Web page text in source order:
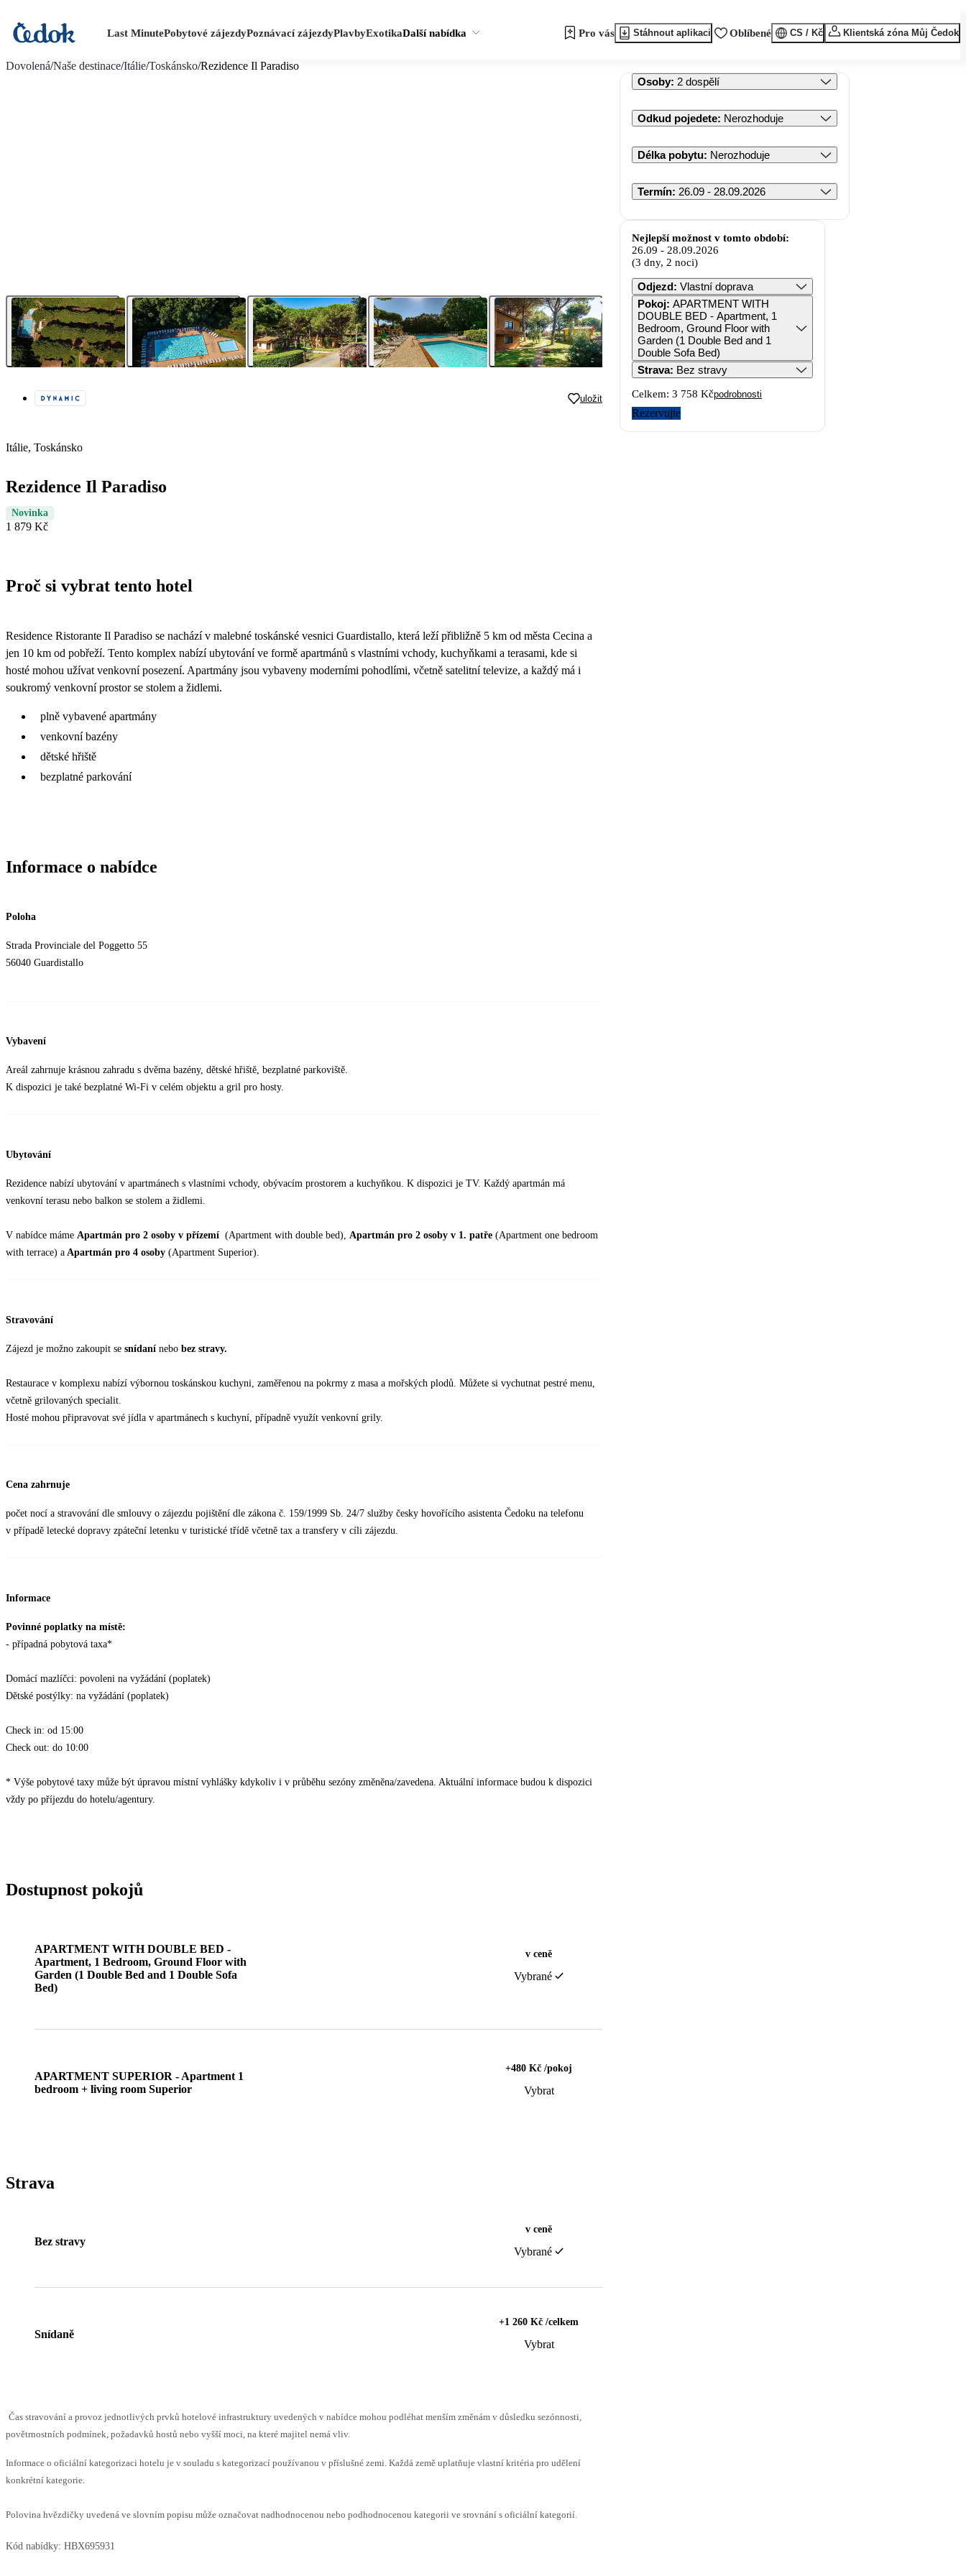
Last MinutePobytové zájezdyPoznávací zájezdyPlavbyExotikaDalší nabídka Pro vás Stáhnout aplikaci Oblíbené CS / Kč Klientská zóna Můj Čedok
Dovolená/Naše destinace/Itálie/Toskánsko/Rezidence Il Paradiso
uložit
Itálie, Toskánsko
Rezidence Il Paradiso
Novinka
1 879 Kč
Proč si vybrat tento hotel
Residence Ristorante Il Paradiso se nachází v malebné toskánské vesnici Guardistallo, která leží přibližně 5 km od města Cecina a
jen 10 km od pobřeží. Tento komplex nabízí ubytování ve formě apartmánů s vlastními vchody, kuchyňkami a terasami, kde si
hosté mohou užívat venkovní posezení. Apartmány jsou vybaveny moderními pohodlími, včetně satelitní televize, a každý má i
soukromý venkovní prostor se stolem a židlemi.
plně vybavené apartmány
venkovní bazény
dětské hřiště
bezplatné parkování
Informace o nabídce
Poloha
Strada Provinciale del Poggetto 55
56040 Guardistallo
Vybavení
Areál zahrnuje krásnou zahradu s dvěma bazény, dětské hřiště, bezplatné parkoviště.
K dispozici je také bezplatné Wi-Fi v celém objektu a gril pro hosty.
Ubytování
Rezidence nabízí ubytování v apartmánech s vlastními vchody, obývacím prostorem a kuchyňkou. K dispozici je TV. Každý apartmán má
venkovní terasu nebo balkon se stolem a židlemi.
V nabídce máme Apartmán pro 2 osoby v přízemí (Apartment with double bed), Apartmán pro 2 osoby v 1. patře (Apartment one bedroom
with terrace) a Apartmán pro 4 osoby (Apartment Superior).
Stravování
Zájezd je možno zakoupit se snídaní nebo bez stravy.
Restaurace v komplexu nabízí výbornou toskánskou kuchyni, zaměřenou na pokrmy z masa a mořských plodů. Můžete si vychutnat pestré menu,
včetně grilovaných specialit.
Hosté mohou připravovat své jídla v apartmánech s kuchyní, případně využít venkovní grily.
Cena zahrnuje
počet nocí a stravování dle smlouvy o zájezdu pojištění dle zákona č. 159/1999 Sb. 24/7 služby česky hovořícího asistenta Čedoku na telefonu
v případě letecké dopravy zpáteční letenku v turistické třídě včetně tax a transfery v cíli zájezdu.
Informace
Povinné poplatky na místě:
- případná pobytová taxa*
Domácí mazlíčci: povoleni na vyžádání (poplatek)
Dětské postýlky: na vyžádání (poplatek)
Check in: od 15:00
Check out: do 10:00
* Výše pobytové taxy může být úpravou místní vyhlášky kdykoliv i v průběhu sezóny změněna/zavedena. Aktuální informace budou k dispozici
vždy po příjezdu do hotelu/agentury.
Dostupnost pokojů
APARTMENT WITH DOUBLE BED -
Apartment, 1 Bedroom, Ground Floor with
Garden (1 Double Bed and 1 Double Sofa
Bed)
v ceně
Vybrané
APARTMENT SUPERIOR - Apartment 1
bedroom + living room Superior
+480 Kč /pokoj
Vybrat
Strava
Bez stravy
v ceně
Vybrané
Snídaně
+1 260 Kč /celkem
Vybrat
Čas stravování a provoz jednotlivých prvků hotelové infrastruktury uvedených v nabídce mohou podléhat menším změnám v důsledku sezónnosti,
povětrnostních podmínek, požadavků hostů nebo vyšší moci, na které majitel nemá vliv.
Informace o oficiální kategorizaci hotelu je v souladu s kategorizací používanou v příslušné zemi. Každá země uplatňuje vlastní kritéria pro udělení
konkrétní kategorie.
Polovina hvězdičky uvedená ve slovním popisu může označovat nadhodnocenou nebo podhodnocenou kategorii ve srovnání s oficiální kategorií.
Kód nabídky: HBX695931
Osoby: 2 dospělí
Odkud pojedete: Nerozhoduje
Délka pobytu: Nerozhoduje
Termín: 26.09 - 28.09.2026
Nejlepší možnost v tomto období:
26.09 - 28.09.2026
(3 dny, 2 noci)
Odjezd: Vlastní doprava
Pokoj: APARTMENT WITH
DOUBLE BED - Apartment, 1
Bedroom, Ground Floor with
Garden (1 Double Bed and 1
Double Sofa Bed)
Strava: Bez stravy
Celkem: 3 758 Kčpodrobnosti
Rezervujte